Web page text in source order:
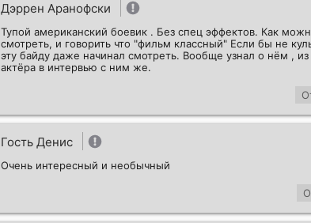
Дэррен Аранофски
Тупой американский боевик . Без спец эффектов. Как
смотреть, и говорить что "фильм классный" Если бы не
эту байду даже начинал смотреть. Вообще узнал о нём , из
актёра в интервью с ним же.
Гость Денис
Очень интересный и необычный